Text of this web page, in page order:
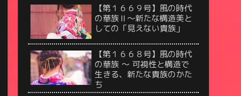
【第１６６９号】風の時代
の華族Ⅱ〜新たな構造美と
しての「見えない貴族」
【第１６６８号】風の時代
の華族 〜 可視性と構造で
生きる、新たな貴族のかた
ち